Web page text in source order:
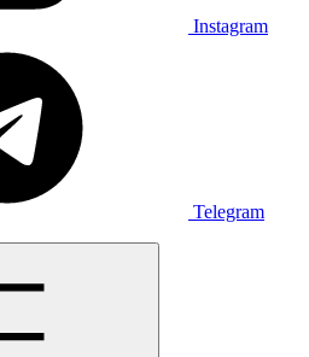
Instagram
Telegram